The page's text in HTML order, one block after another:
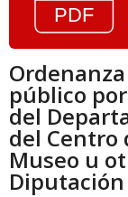
público
del
del Centro
Museo u